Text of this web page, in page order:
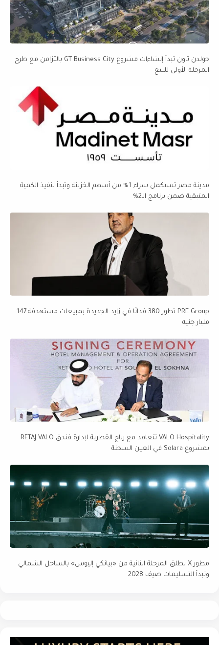
جولدن تاون تبدأ إنشاءات مشروع GT Business City بالتزامن مع طرح
المرحلة الأولى للبيع
مدينة مصر تستكمل شراء 1% من أسهم الخزينة وتبدأ تنفيذ الكمية
المتبقية ضمن برنامج الـ2%
PRE Group تطور 380 فدانًا في زايد الجديدة بمبيعات مستهدفة 147
مليار جنيه
VALO Hospitality تتعاقد مع رتاج القطرية لإدارة فندق RETAJ VALO
بمشروع Solara في العين السخنة
مطور X تطلق المرحلة الثانية من «بيانكي إليوس» بالساحل الشمالي
وتبدأ التسليمات صيف 2028